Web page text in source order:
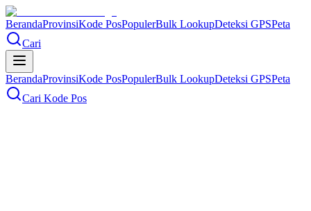
BerandaProvinsiKode PosPopulerBulk LookupDeteksi GPSPeta
Cari
BerandaProvinsiKode PosPopulerBulk LookupDeteksi GPSPeta
Cari Kode Pos